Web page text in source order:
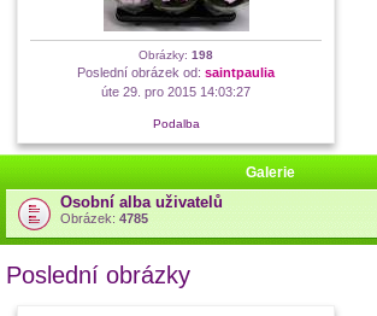
Obrázky: 198
Poslední obrázek od: saintpaulia
úte 29. pro 2015 14:03:27
Podalba
Galerie
Osobní alba uživatelů
Obrázek: 4785
Poslední obrázky